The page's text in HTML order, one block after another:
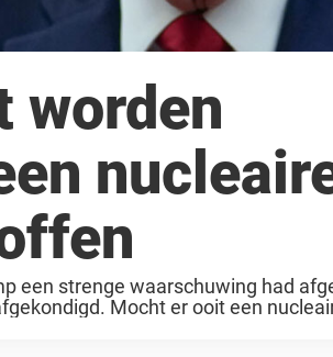
worden
een strenge waarschuwing had
Mocht er ooit een